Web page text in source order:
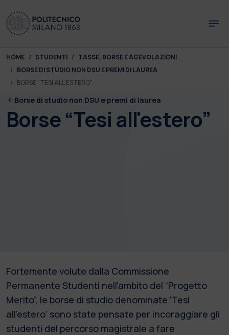
You are here:
HOME STUDENTI
TASSE, BORSE E AGEVOLAZIONI
BORSE DI STUDIO NON DSU E PREMI DI LAUREA
BORSE "TESI ALL'ESTERO"
Borse di studio non DSU e premi di laurea
Borse “Tesi all'estero”
Fortemente volute dalla Commissione
Permanente Studenti nell’ambito del “Progetto
Merito”, le borse di studio denominate ‘Tesi
all’estero’ sono state pensate per incoraggiare gli
studenti del percorso magistrale a fare